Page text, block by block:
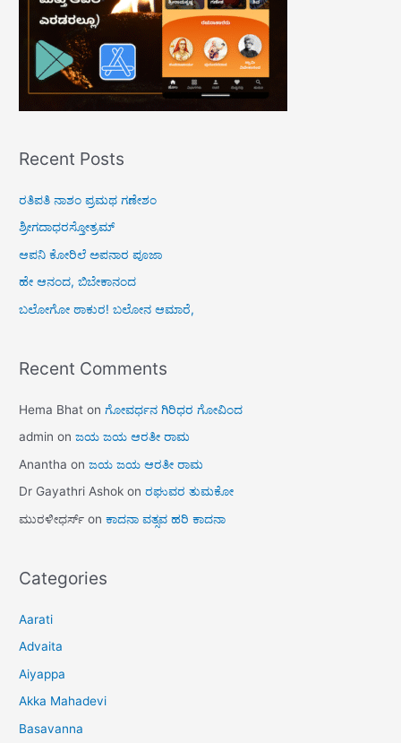
Recent Posts
ರತಿಪತಿ ನಾಶಂ ಪ್ರಮಥ ಗಣೇಶಂ
ಶ್ರೀಗದಾಧರಸ್ತೋತ್ರಮ್
ಆಪನಿ ಕೋರಿಲೆ ಅಪನಾರ ಪೂಜಾ
ಹೇ ಆನಂದ, ಬಿಬೇಕಾನಂದ
ಬಲೋಗೋ ಠಾಕುರ! ಬಲೋನ ಆಮಾರೆ,
Recent Comments
Hema Bhat onಗೋವರ್ಧನ ಗಿರಿಧರ ಗೋವಿಂದ
admin onಜಯ ಜಯ ಆರತೀ ರಾಮ
Anantha onಜಯ ಜಯ ಆರತೀ ರಾಮ
Dr Gayathri Ashok onರಘುವರ ತುಮಕೋ
ಮುರಳೀಧರ್ಸ್ onಕಾದನಾ ವತ್ಸವ ಹರಿ ಕಾದನಾ
Categories
Aarati
Advaita
Aiyappa
Akka Mahadevi
Basavanna